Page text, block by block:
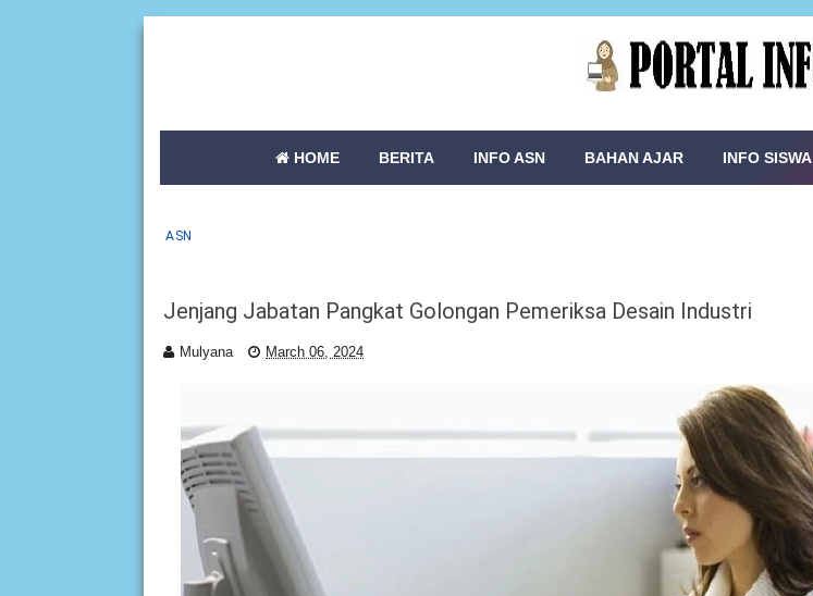
HOME BERITA INFO ASN BAHAN AJAR INFO SISWA
ASN
Jenjang Jabatan Pangkat Golongan Pemeriksa Desain Industri
Mulyana March 06, 2024